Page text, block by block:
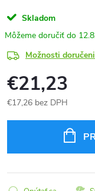
Skladom
Možnosti
€21,23
€17,26 bez DPH